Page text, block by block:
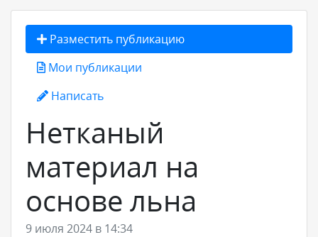
Добавить товар или услугу
Разместить публикацию
Мои публикации
Написать
Нетканый
материал на
основе льна
9 июля 2024 в 14:34